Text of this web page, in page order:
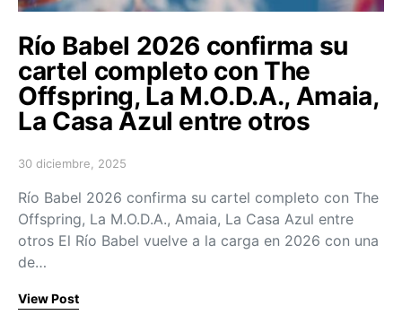
Río Babel 2026 confirma su
cartel completo con The
Offspring, La M.O.D.A., Amaia,
La Casa Azul entre otros
Posted on
30 diciembre, 2025
Río Babel 2026 confirma su cartel completo con The
Offspring, La M.O.D.A., Amaia, La Casa Azul entre
otros El Río Babel vuelve a la carga en 2026 con una
de…
View Post